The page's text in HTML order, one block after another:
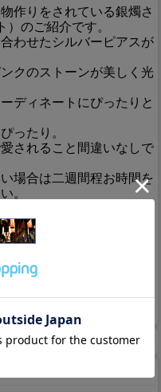
作りをされている銀燭さ
のご紹介です。
わせたシルバーピアスが
クのストーンが美しく光
ディネートにぴったりと
ったり。
されること間違いなしで
場合は二週間程お時間を
。